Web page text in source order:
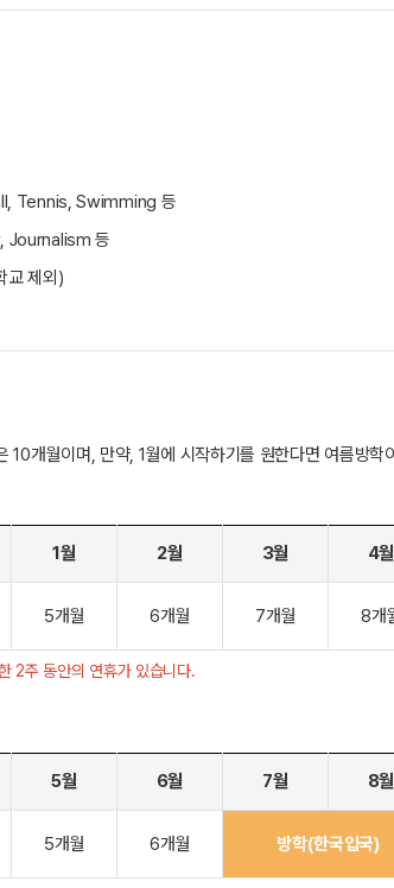
Tennis, Swimming 등
등
교 제외)
개월이며, 만약, 1월에 시작하기를 원한다면 여름방학
1월 2월 3월 4월
5개월 6개월 7개월 8개
2주 동안의 연휴가 있습니다.
5월 6월 7월 8월
5개월 6개월 방학(한국입국)